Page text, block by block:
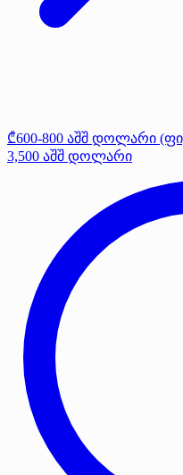
₾600-800 აშშ დოლარი
3,500 აშშ დოლარი